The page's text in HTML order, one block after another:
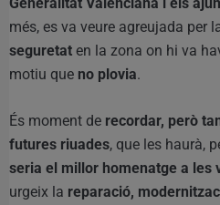
més, es va veure agreujada per
seguretat en la zona on hi va
motiu que no plovia.
És moment de recordar, però
futures riuades, que les haurà,
seria el millor homenatge a les
urgeix la reparació,